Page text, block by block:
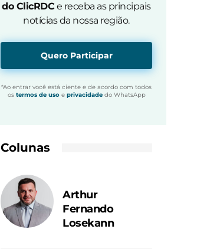
do ClicRDC e receba as principais
notícias da nossa região.
Quero Participar
*Ao entrar você está ciente e de acordo com todos
os termos de usoe privacidadedo WhatsApp
Colunas
Arthur
Fernando
Losekann